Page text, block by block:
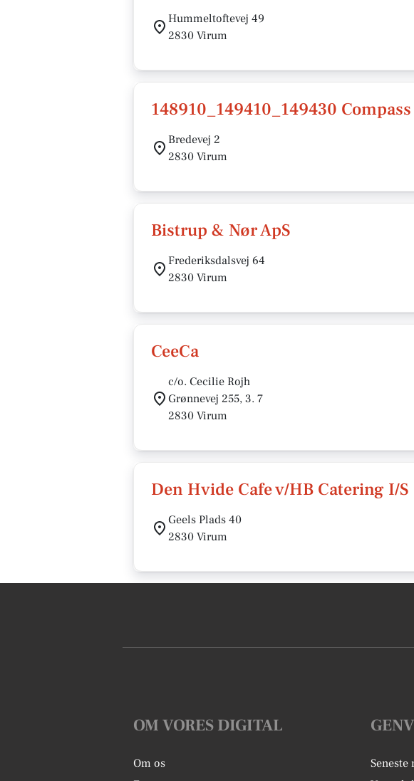
Hummeltoftevej 49
2830 Virum
148910_149410_149430
Bredevej 2
2830 Virum
Bistrup & Nør ApS
Frederiksdalsvej 64
2830 Virum
CeeCa
c/o. Cecilie Rojh
Grønnevej 255, 3. 7
2830 Virum
Den Hvide Cafe v/HB Catering I/S
Geels Plads 40
2830 Virum
OM VORES DIGITAL
Om os